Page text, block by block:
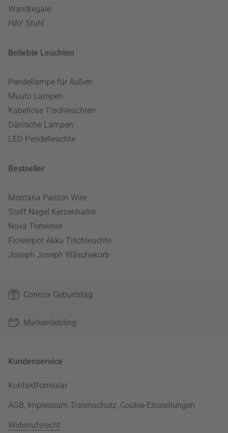
Wandregale
HAY Stuhl
Beliebte Leuchten
Pendellampe für Außen
Muuto Lampen
Kabellose Tischleuchten
Dänische Lampen
LED Pendelleuchte
Bestseller
Montana Panton Wire
Stoff Nagel Kerzenhalter
Nova Treteimer
Flowerpot Akku Tischleuchte
Joseph Joseph Wäschekorb
Connox Geburtstag
Markenliebling
Kundenservice
Kontaktformular
AGB, Impressum, Datenschutz, Cookie-Einstellungen
Widerrufsrecht